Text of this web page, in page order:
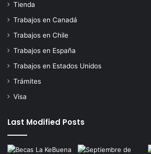
Tienda
Trabajos en Canadá
Trabajos en Chile
Trabajos en España
Trabajos en Estados Unidos
Trámites
Visa
Last Modified Posts